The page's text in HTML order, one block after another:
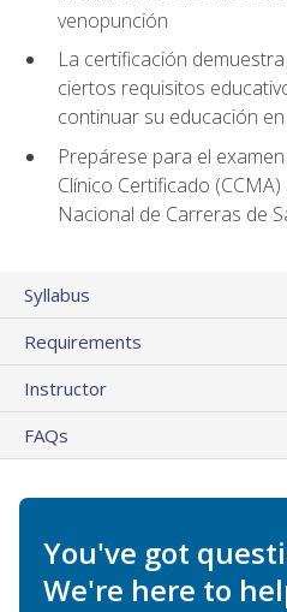
venopunción
La certificación
ciertos requisitos
continuar su educación
Prepárese para el
Clínico Certificado
Nacional de Carreras de
Syllabus
Requirements
Instructor
FAQs
You've got
We're here to